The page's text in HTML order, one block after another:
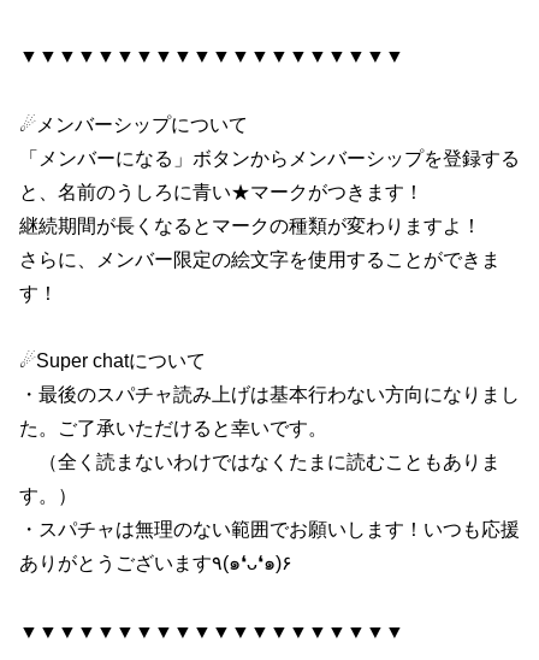
▼▼▼▼▼▼▼▼▼▼▼▼▼▼▼▼▼▼▼▼
☄メンバーシップについて
「メンバーになる」ボタンからメンバーシップを登録する
と、名前のうしろに青い★マークがつきます！
継続期間が長くなるとマークの種類が変わりますよ！
さらに、メンバー限定の絵文字を使用することができま
す！
☄Super chatについて
・最後のスパチャ読み上げは基本行わない方向になりまし
た。ご了承いただけると幸いです。
（全く読まないわけではなくたまに読むこともありま
す。）
・スパチャは無理のない範囲でお願いします！いつも応援
ありがとうございます٩(๑❛ᴗ❛๑)۶
▼▼▼▼▼▼▼▼▼▼▼▼▼▼▼▼▼▼▼▼